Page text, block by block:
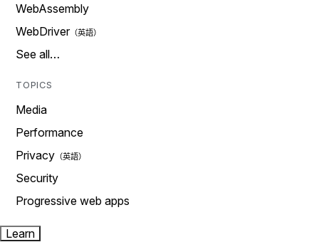
WebAssembly
WebDriver
See all…
TOPICS
Media
Performance
Privacy
Security
Progressive web apps
Learn